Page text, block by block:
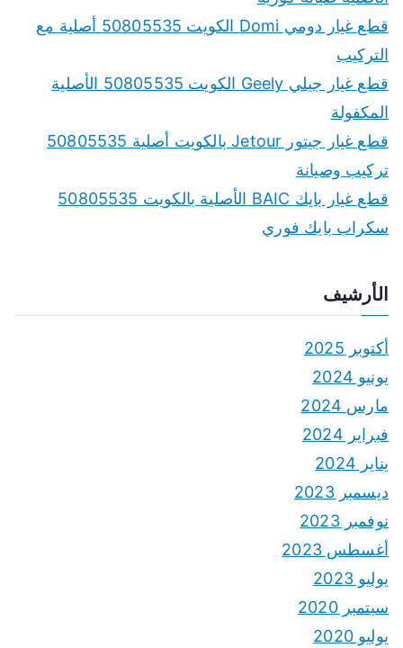
قطع غيار دومي Domi الكويت 50805535 أصلية مع
التركيب
قطع غيار جيلي Geely الكويت 50805535 الأصلية
المكفولة
قطع غيار جيتور Jetour بالكويت أصلية 50805535
تركيب وصيانة
قطع غيار بايك BAIC الأصلية بالكويت 50805535
سكراب بايك فوري
الأرشيف
أكتوبر 2025
يونيو 2024
مارس 2024
فبراير 2024
يناير 2024
ديسمبر 2023
نوفمبر 2023
أغسطس 2023
يوليو 2023
سبتمبر 2020
يوليو 2020